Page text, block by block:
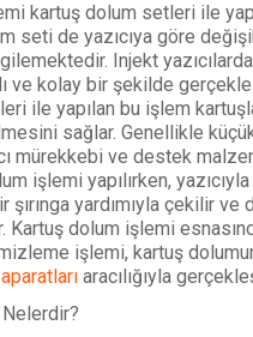
kartuş dolum setleri ile
seti de yazıcıya göre
Injekt
ve kolay bir şekilde
ile yapılan bu işlem
sağlar. Genellikle
mürekkebi ve destek
işlemi yapılırken,
yardımıyla çekilir ve
Kartuş dolum işlemi
işlemi, kartuş
aracılığıyla
Nelerdir?